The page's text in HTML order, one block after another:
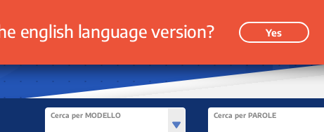
Cerca per MODELLO Cerca per PAROLE
english language version? Yes